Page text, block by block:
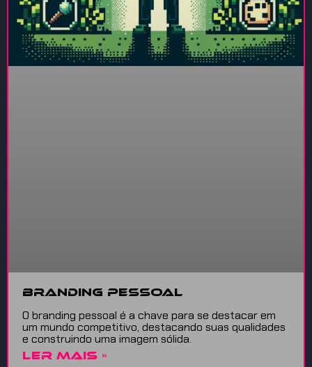
Branding Pessoal
O branding pessoal é a chave para se destacar em
um mundo competitivo, destacando suas qualidades
e construindo uma imagem sólida.
LER MAIS »